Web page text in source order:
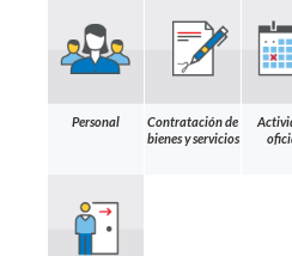
Personal
Contratación de
bienes y servicios